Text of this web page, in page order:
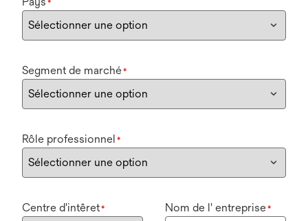
*
Segment de marché*
Rôle professionnel *
Centre d'intêret* Nom de l' entreprise*